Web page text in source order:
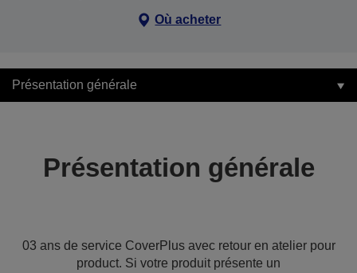
Où acheter
Présentation générale
Présentation générale
03 ans de service CoverPlus avec retour en atelier pour
product. Si votre produit présente un